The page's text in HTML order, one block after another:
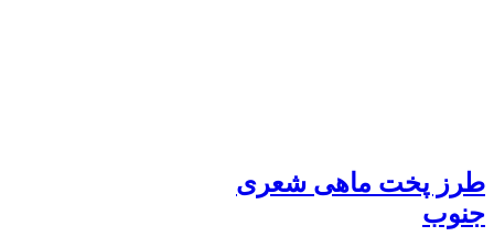
طرز پخت ماهی شعری
جنوب